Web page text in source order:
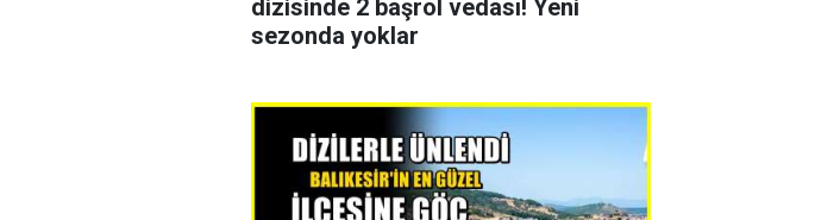
dizisinde 2 başrol vedası! Yeni
sezonda yoklar